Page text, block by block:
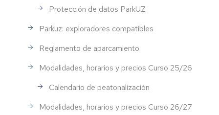
Protección de datos ParkUZ
Parkuz: exploradores compatibles
Reglamento de aparcamiento
Modalidades, horarios y precios Curso 25/26
Calendario de peatonalización
Modalidades, horarios y precios Curso 26/27